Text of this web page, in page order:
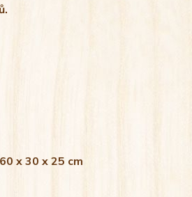
x 30 x 25 cm